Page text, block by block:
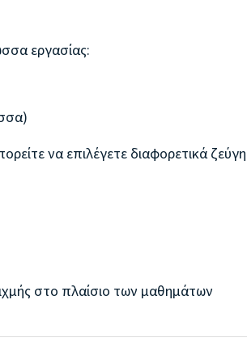
εργασίας:
να επιλέγετε διαφορετικά ζεύγη
στο πλαίσιο των μαθημάτων